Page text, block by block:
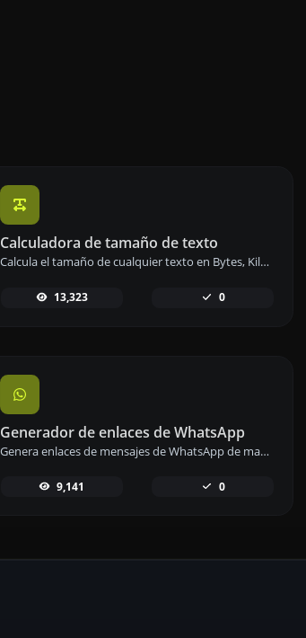
Calculadora de tamaño de texto
Calcula el tamaño de cualquier texto en Bytes, Kilobytes o Megabytes de manera precisa y rápida.
13,323 0
Generador de enlaces de WhatsApp
Genera enlaces de mensajes de WhatsApp de manera sencilla para facilitar la comunicación instantánea.
9,141 0